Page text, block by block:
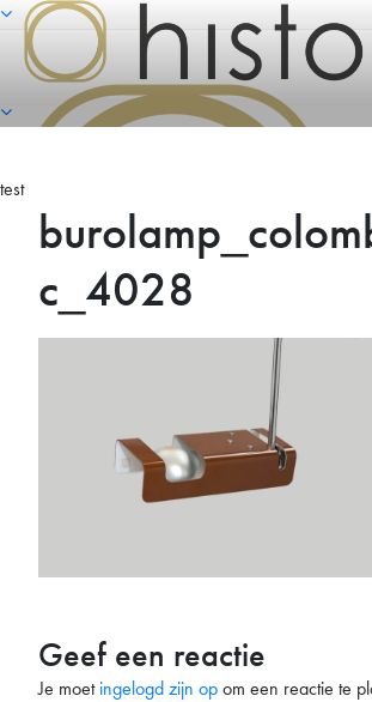
Naar
inhoud
springen
test
c_4028
Geef een reactie
Je moetingelogd zijn opom een reactie te